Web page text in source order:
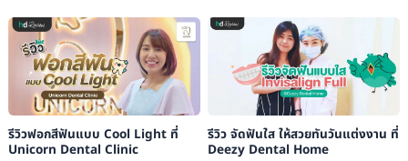
รีวิวฟอกสีฟันแบบ Cool Light ที่
Unicorn Dental Clinic
รีวิว จัดฟันใส ให้สวยทันวันแต่งงาน ที่
Deezy Dental Home